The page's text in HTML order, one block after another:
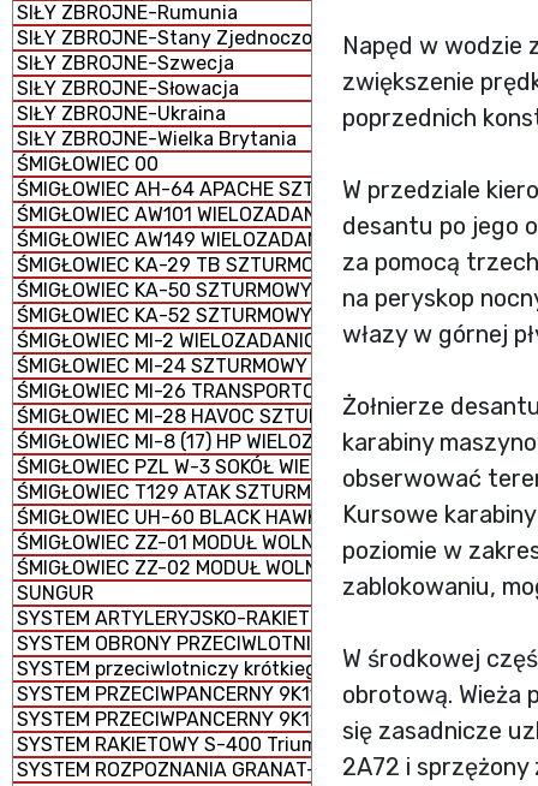
SIŁY ZBROJNE-Rumunia
SIŁY ZBROJNE-Stany Zjednoczone
SIŁY ZBROJNE-Szwecja
SIŁY ZBROJNE-Słowacja
SIŁY ZBROJNE-Ukraina
SIŁY ZBROJNE-Wielka Brytania
ŚMIGŁOWIEC 00
ŚMIGŁOWIEC AH-64 APACHE SZTURMOWY
ŚMIGŁOWIEC AW101 WIELOZADANIOWY
ŚMIGŁOWIEC AW149 WIELOZADANIOWY
ŚMIGŁOWIEC KA-29 TB SZTURMOWY
ŚMIGŁOWIEC KA-50 SZTURMOWY
ŚMIGŁOWIEC KA-52 SZTURMOWY
ŚMIGŁOWIEC MI-2 WIELOZADANIOWY
ŚMIGŁOWIEC MI-24 SZTURMOWY
ŚMIGŁOWIEC MI-26 TRANSPORTOWY CIĘŻKI
ŚMIGŁOWIEC MI-28 HAVOC SZTURMOWY
ŚMIGŁOWIEC MI-8 (17) HP WIELOZADANIOWY
ŚMIGŁOWIEC PZL W-3 SOKÓŁ WIELOZADANIOWY
ŚMIGŁOWIEC T129 ATAK SZTURMOWO-ROZPOZNAWCZY
ŚMIGŁOWIEC UH-60 BLACK HAWK WIELOZADANIOWY
ŚMIGŁOWIEC ZZ-01 MODUŁ WOLNY
ŚMIGŁOWIEC ZZ-02 MODUŁ WOLNY
SUNGUR
SYSTEM ARTYLERYJSKO-RAKIETOWY 2K22 Tunguska
SYSTEM OBRONY PRZECIWLOTNICZEJ M1097 AVENGER
SYSTEM przeciwlotniczy krótkiego zasięgu Crotale NG
SYSTEM PRZECIWPANCERNY 9K115-2 METYS-M
SYSTEM PRZECIWPANCERNY 9K119 REFLEKS
SYSTEM RAKIETOWY S-400 Triumf
SYSTEM ROZPOZNANIA GRANAT-1
Napęd w wodzie
zwiększenie
poprzednich
W przedziale
desantu po jego
za pomocą
na peryskop
włazy w górnej
Żołnierze
karabiny
obserwować
Kursowe
poziomie w
zablokowaniu,
W środkowej
obrotową. Wieża
się zasadnicze
2A72 i sprzężony